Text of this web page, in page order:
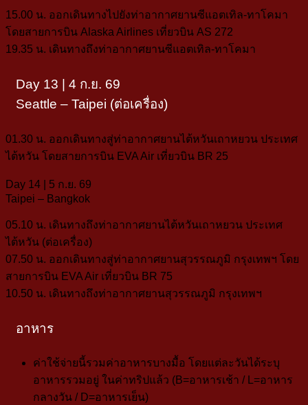
15.00 น. ออกเดินทางไปยังท่าอากาศยานซีแอตเทิล-ทาโคมา
โดยสายการบิน Alaska Airlines เที่ยวบิน AS 272
19.35 น. เดินทางถึงท่าอากาศยานซีแอตเทิล-ทาโคมา
Day 13 | 4 ก.ย. 69
Seattle – Taipei (ต่อเครื่อง)
01.30 น. ออกเดินทางสู่ท่าอากาศยานไต้หวันเถาหยวน ประเทศ
ไต้หวัน โดยสายการบิน EVA Air เที่ยวบิน BR 25
Day 14 | 5 ก.ย. 69
Taipei – Bangkok
05.10 น. เดินทางถึงท่าอากาศยานไต้หวันเถาหยวน ประเทศ
ไต้หวัน (ต่อเครื่อง)
07.50 น. ออกเดินทางสู่ท่าอากาศยานสุวรรณภูมิ กรุงเทพฯ โดย
สายการบิน EVA Air เที่ยวบิน BR 75
10.50 น. เดินทางถึงท่าอากาศยานสุวรรณภูมิ กรุงเทพฯ
อาหาร
ค่าใช้จ่ายนี้รวมค่าอาหารบางมื้อ โดยแต่ละวันได้ระบุ
อาหารรวมอยู่ ในค่าทริปแล้ว (B=อาหารเช้า / L=อาหาร
กลางวัน / D=อาหารเย็น)